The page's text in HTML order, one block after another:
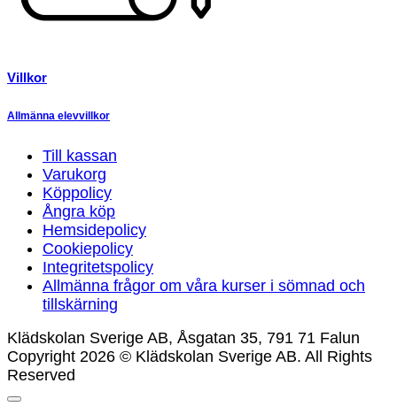
Villkor
Allmänna elevvillkor
Till kassan
Varukorg
Köppolicy
Ångra köp
Hemsidepolicy
Cookiepolicy
Integritetspolicy
Allmänna frågor om våra kurser i sömnad och
tillskärning
Klädskolan Sverige AB, Åsgatan 35, 791 71 Falun
Copyright 2026 © Klädskolan Sverige AB. All Rights
Reserved